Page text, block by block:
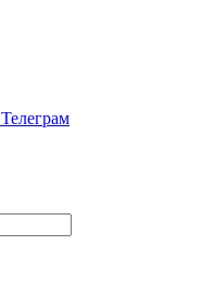
Телеграм